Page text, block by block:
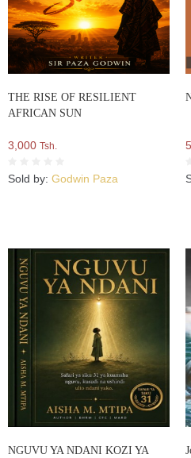
THE RISE OF RESILIENT
AFRICAN SUN
3,000 Tsh.
Sold by: Godwin Paza
NGUVU YA NDANI KOZI YA